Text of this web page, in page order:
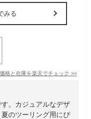
みる
価格と在庫を楽天でチェック >>
。カジュアルなデザ
のツーリング用にぴ